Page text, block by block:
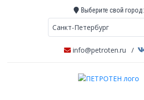
Выберите свой город:
Санкт-Петербург
info@petroten.ru /